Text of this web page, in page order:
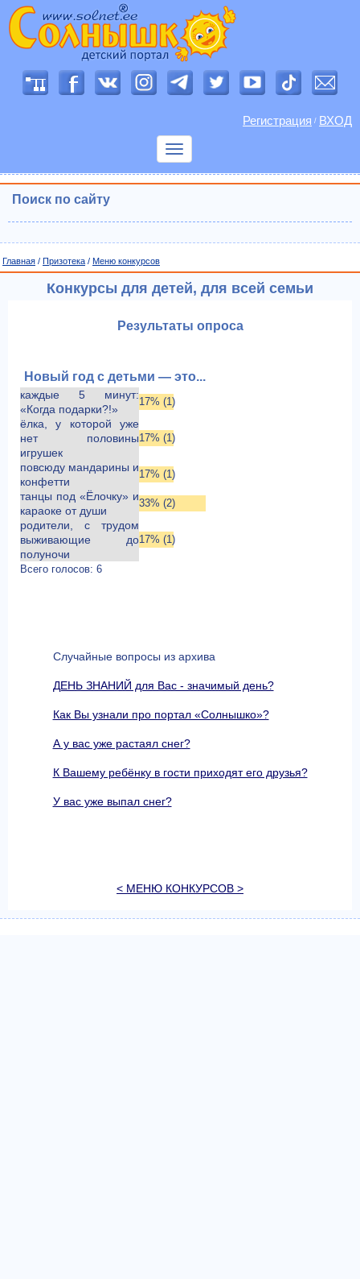
Регистрация / ВХОД
Показать
Поиск по сайту
Главная / Призотека / Меню конкурсов
Конкурсы для детей, для всей семьи
Результаты опроса
Новый год с детьми — это...
каждые 5 минут:
«Когда подарки?!»
17% (1)
ёлка, у которой уже
нет половины
игрушек
17% (1)
повсюду мандарины и
конфетти
17% (1)
танцы под «Ёлочку» и
караоке от души
33% (2)
родители, с трудом
выживающие до
полуночи
17% (1)
Всего голосов: 6
Случайные вопросы из архива
ДЕНЬ ЗНАНИЙ для Вас - значимый день?
Как Вы узнали про портал «Солнышко»?
А у вас уже растаял снег?
К Вашему ребёнку в гости приходят его друзья?
У вас уже выпал снег?
< МЕНЮ КОНКУРСОВ >